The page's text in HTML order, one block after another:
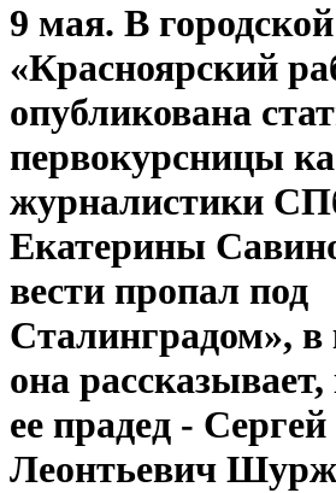
9 мая. В городской
«Красноярский
опубликована
первокурсницы
журналистики
Екатерины
вести пропал под
Сталинградом», в
она
ее прадед - Сергей
Леонтьевич